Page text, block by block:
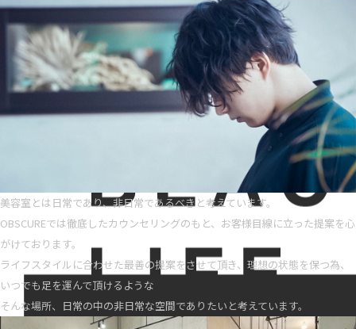
美容室とは日常であり、非日常であるべきと考えています。
OBSCUREでは徹底したカウンセリングのもと、お客様目線に立った提案を心
がけております。
ライフスタイルに合わせた最善の提案をさせて頂き、理想の状態を保つ為、
いつでも足を運んで頂けるような
そんな場所、日常の中の非日常な空間でありたいと考えています。